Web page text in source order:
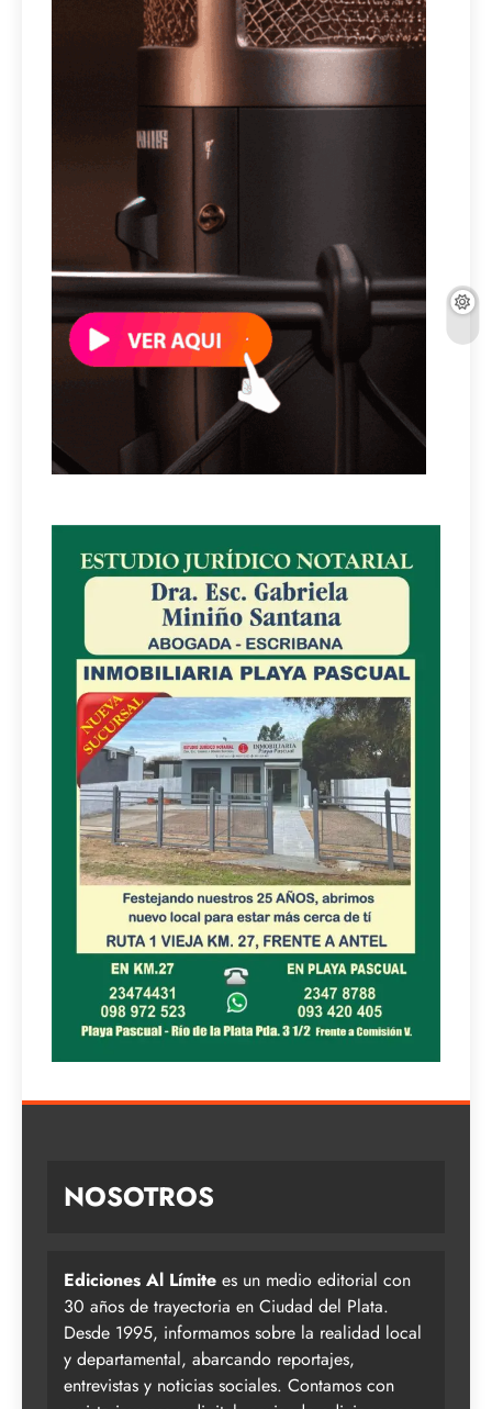
NOSOTROS
Ediciones Al Límite es un medio editorial con
30 años de trayectoria en Ciudad del Plata.
Desde 1995, informamos sobre la realidad local
y departamental, abarcando reportajes,
entrevistas y noticias sociales. Contamos con